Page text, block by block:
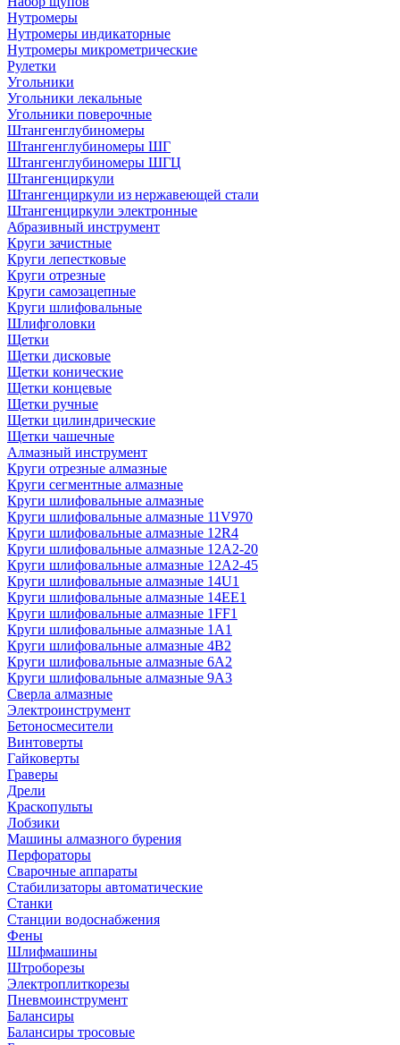
Нутромеры
Нутромеры индикаторные
Нутромеры микрометрические
Рулетки
Угольники
Угольники лекальные
Угольники поверочные
Штангенглубиномеры
Штангенглубиномеры ШГ
Штангенглубиномеры ШГЦ
Штангенциркули
Штангенциркули из нержавеющей стали
Штангенциркули электронные
Абразивный инструмент
Круги зачистные
Круги лепестковые
Круги отрезные
Круги самозацепные
Круги шлифовальные
Шлифголовки
Щетки
Щетки дисковые
Щетки конические
Щетки концевые
Щетки ручные
Щетки цилиндрические
Щетки чашечные
Алмазный инструмент
Круги отрезные алмазные
Круги сегментные алмазные
Круги шлифовальные алмазные
Круги шлифовальные алмазные 11V970
Круги шлифовальные алмазные 12R4
Круги шлифовальные алмазные 12А2-20
Круги шлифовальные алмазные 12А2-45
Круги шлифовальные алмазные 14U1
Круги шлифовальные алмазные 14ЕЕ1
Круги шлифовальные алмазные 1FF1
Круги шлифовальные алмазные 1А1
Круги шлифовальные алмазные 4В2
Круги шлифовальные алмазные 6A2
Круги шлифовальные алмазные 9А3
Сверла алмазные
Электроинструмент
Бетоносмесители
Винтоверты
Гайковерты
Граверы
Дрели
Краскопульты
Лобзики
Машины алмазного бурения
Перфораторы
Сварочные аппараты
Стабилизаторы автоматические
Станки
Станции водоснабжения
Фены
Шлифмашины
Штроборезы
Электроплиткорезы
Пневмоинструмент
Балансиры
Балансиры тросовые